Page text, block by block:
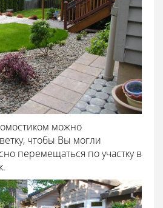
можно
чтобы Вы могли
перемещаться по участку в